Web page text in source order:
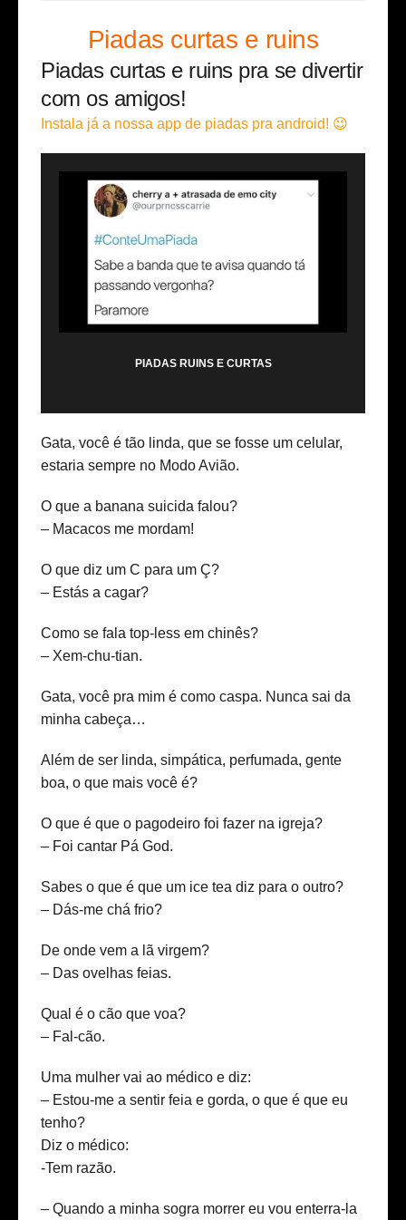
Piadas curtas e ruins
Piadas curtas e ruins pra se divertir
com os amigos!
Instala já a nossa app de piadas pra android! 😉
PIADAS RUINS E CURTAS
Gata, você é tão linda, que se fosse um celular,
estaria sempre no Modo Avião.
O que a banana suicida falou?
– Macacos me mordam!
O que diz um C para um Ç?
– Estás a cagar?
Como se fala top-less em chinês?
– Xem-chu-tian.
Gata, você pra mim é como caspa. Nunca sai da
minha cabeça…
Além de ser linda, simpática, perfumada, gente
boa, o que mais você é?
O que é que o pagodeiro foi fazer na igreja?
– Foi cantar Pá God.
Sabes o que é que um ice tea diz para o outro?
– Dás-me chá frio?
De onde vem a lã virgem?
– Das ovelhas feias.
Qual é o cão que voa?
– Fal-cão.
Uma mulher vai ao médico e diz:
– Estou-me a sentir feia e gorda, o que é que eu
tenho?
Diz o médico:
-Tem razão.
– Quando a minha sogra morrer eu vou enterra-la